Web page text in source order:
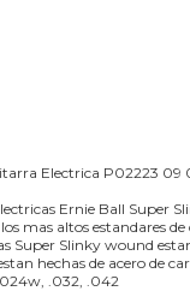
Electrica P02223 09
Ernie Ball Super
mas altos estandares
Super Slinky wound
hechas de acero
.032, .042